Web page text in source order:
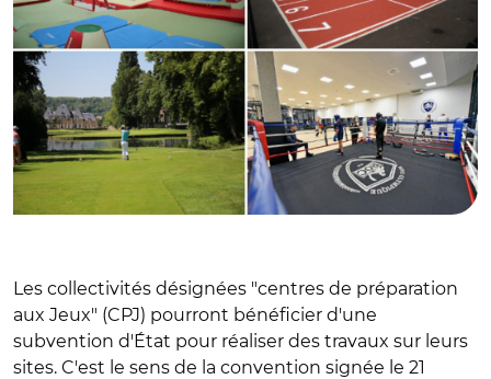
Les collectivités désignées "centres de préparation
aux Jeux" (CPJ) pourront bénéficier d'une
subvention d'État pour réaliser des travaux sur leurs
sites. C'est le sens de la convention signée le 21